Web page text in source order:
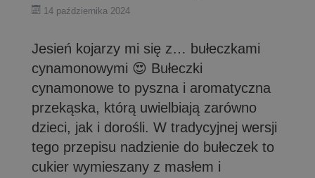
14 października 2024
Jesień kojarzy mi się z… bułeczkami
cynamonowymi 😍 Bułeczki
cynamonowe to pyszna i aromatyczna
przekąska, którą uwielbiają zarówno
dzieci, jak i dorośli. W tradycyjnej wersji
tego przepisu nadzienie do bułeczek to
cukier wymieszany z masłem i